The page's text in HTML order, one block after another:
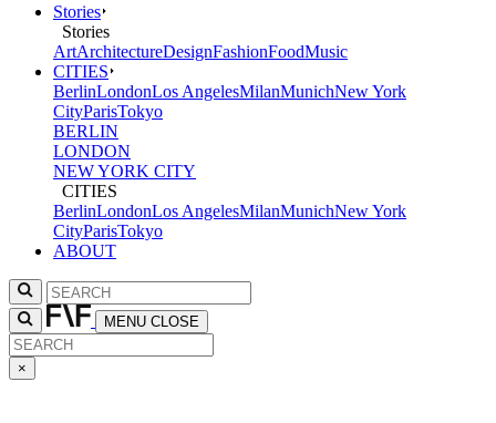
Stories
Stories
ArtArchitectureDesignFashionFoodMusic
CITIES
BerlinLondonLos AngelesMilanMunichNew York
CityParisTokyo
BERLIN
LONDON
NEW YORK CITY
CITIES
BerlinLondonLos AngelesMilanMunichNew York
CityParisTokyo
ABOUT
MENU CLOSE
×